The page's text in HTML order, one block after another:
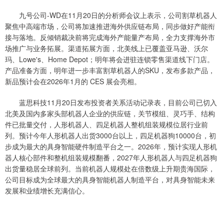
九号公司-WD在11月20日的分析师会议上表示，公司割草机器人
聚焦中高端市场，公司将加速推进海外供应链布局，同步做好产能衔
接与落地。反倾销裁决前将完成海外产能量产布局，全力支撑海外市
场推广与业务拓展。渠道拓展方面，北美线上已覆盖亚马逊、沃尔
玛、Lowe's、Home Depot；明年将会进驻连锁零售渠道线下门店。
产品准备方面，明年进一步丰富割草机器人的SKU，发布多款产品，
新品预计会在2026年1月的 CES 展会亮相。
蓝思科技11月20日发布投资者关系活动记录表，目前公司已切入
北美及国内多家头部机器人企业的供应链，关节模组、灵巧手、结构
件已批量交付，人形机器人、四足机器人整机组装规模位居行业前
列。预计今年人形机器人出货3000台以上，四足机器狗10000台，初
步成为最大的具身智能硬件制造平台之一。2026年，预计实现人形机
器人核心部件和整机组装规模翻番，2027年人形机器人与四足机器狗
出货量稳居全球前列。当前机器人规模处在倍数级上升期贵海国际，
公司目标成为全球最大的具身智能机器人制造平台，对具身智能未来
发展和业绩增长充满信心。